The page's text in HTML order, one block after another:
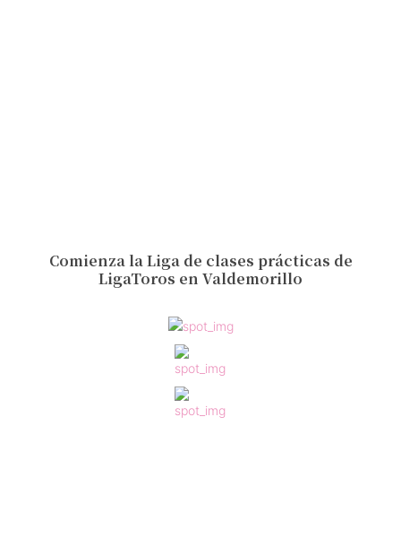
Comienza la Liga de clases prácticas de
LigaToros en Valdemorillo